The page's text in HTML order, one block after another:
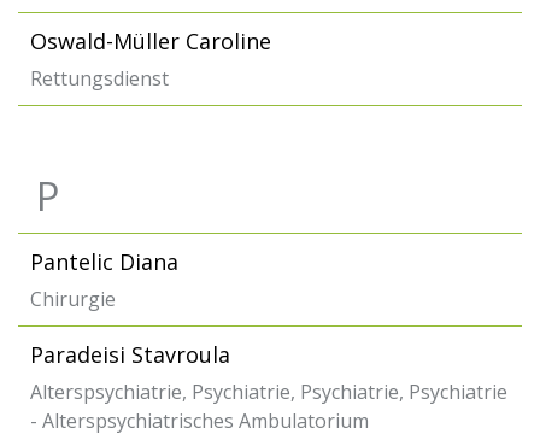
Oswald-Müller Caroline
Rettungsdienst
P
Pantelic Diana
Chirurgie
Paradeisi Stavroula
Alterspsychiatrie, Psychiatrie, Psychiatrie, Psychiatrie
- Alterspsychiatrisches Ambulatorium